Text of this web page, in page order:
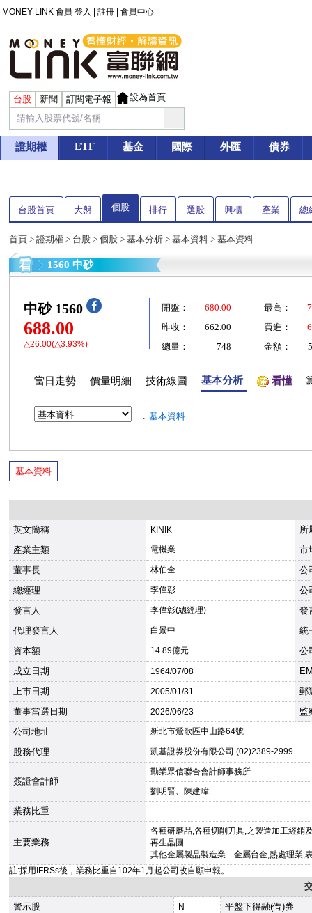
MONEY LINK 會員 登入 註冊 會員中心
台股 新聞 訂閱電子報 設為首頁
證期權 ETF 基金 國際 外匯 債券
台股首頁 大盤 個股 排行 選股 興櫃 產業 總
首頁 > 證期權 > 台股 > 個股 > 基本分析 > 基本資料 > 基本資料
1560 中砂
中砂 1560
688.00
△26.00(△3.93%)
開盤： 680.00 最高：
昨收：
662.00 買進：
總量：
748 金額：
當日走勢 價量明細 技術線圖 基本分析 看懂
． 基本資料
基本資料
英文簡稱 KINIK
所
產業主類
電機業
市
董事長
林伯全
公
總經理
李偉彰
公
發言人
李偉彰(總經理)
發
代理發言人
白景中
統
資本額
14.89億元
公
成立日期
1964/07/08
上市日期
2005/01/31
郵
董事當選日期
2026/06/23
監
公司地址
新北市鶯歌區中山路64號
股務代理 凱基證券股份有限公司 (02)2389-2999
簽證會計師
勤業眾信聯合會計師事務所
劉明賢、陳建瑋
業務比重
主要業務
各種研磨品,各種切削刀具,之製造加工經銷
再生晶圓
其他金屬製品製造業－金屬台金,熱處理業,
註:採用IFRSs後，業務比重自102年1月起公司改自願申報。
警示股
N
平盤下得融(借)券